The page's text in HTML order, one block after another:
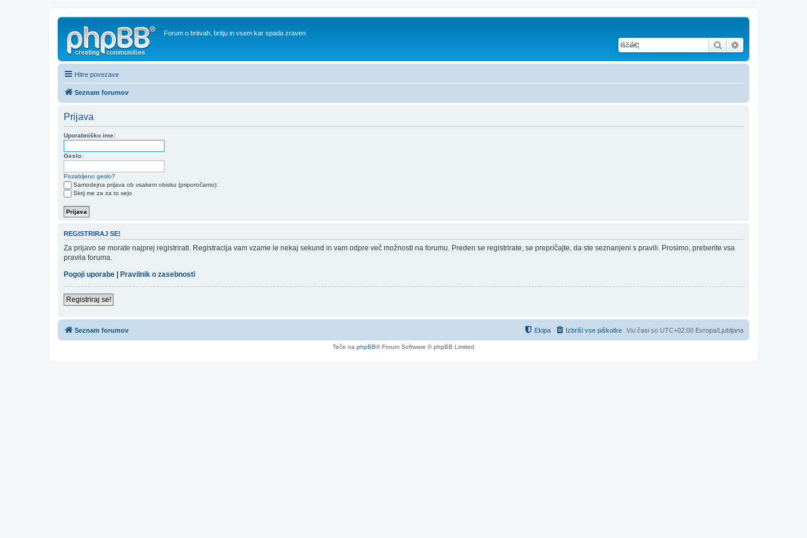
Forum o britvah, britju in vsem kar spada zraven
Iskanje
Hitre povezave
Seznam forumov
Prijava
Uporabniško ime:
Geslo:
Pozabljeno geslo?
Samodejna prijava ob vsakem obisku (priporočamo):
Skrij me za za to sejo
REGISTRIRAJ SE!
Za prijavo se morate najprej registrirati. Registracija vam vzame le nekaj sekund in vam odpre več možnosti na forumu. Preden se registrirate, se prepričajte, da ste seznanjeni s pravili. Prosimo, preberite vsa
pravila foruma.
Pogoji uporabe | Pravilnik o zasebnosti
Registriraj se!
Seznam forumov Vsi časi so UTC+02:00 Evropa/Ljubljana
Izbriši vse piškotke
Ekipa
Teče na phpBB® Forum Software © phpBB Limited